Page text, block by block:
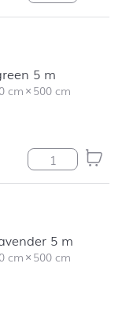
5 m
cm×500 cm
Tischläufer
5 m
cm×500 cm